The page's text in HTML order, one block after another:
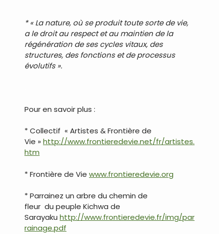
* « La nature, où se produit toute sorte de vie,
a le droit au respect et au maintien de la
régénération de ses cycles vitaux, des
structures, des fonctions et de processus
évolutifs ».
Pour en savoir plus :
* Collectif « Artistes & Frontière de
Vie » http://www.frontieredevie.net/fr/artistes.
htm
* Frontière de Vie www.frontieredevie.org
* Parrainez un arbre du chemin de
fleur du peuple Kichwa de
Sarayaku http://www.frontieredevie.fr/img/par
rainage.pdf